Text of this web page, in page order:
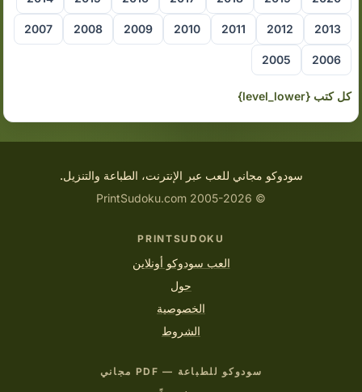
2013
2012
2011
2010
2009
2008
2007
2006
2005
كل كتب {level_lower}
سودوكو مجاني للعب عبر الإنترنت، الطباعة والتنزيل.
© 2005-2026 PrintSudoku.com
PRINTSUDOKU
العب سودوكو أونلاين
حول
الخصوصية
الشروط
سودوكو للطباعة — PDF مجاني